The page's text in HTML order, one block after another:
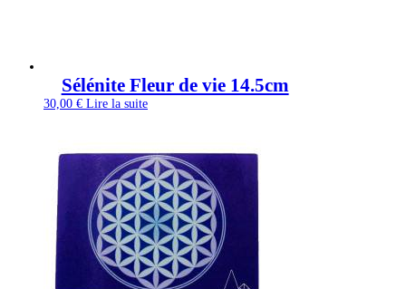
Sélénite Fleur de vie 14.5cm
30,00 € Lire la suite